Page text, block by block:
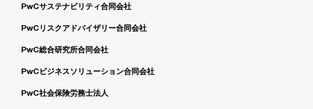
PwCサステナビリティ合同会社
PwCリスクアドバイザリー合同会社
PwC総合研究所合同会社
PwCビジネスソリューション合同会社
PwC社会保険労務士法人